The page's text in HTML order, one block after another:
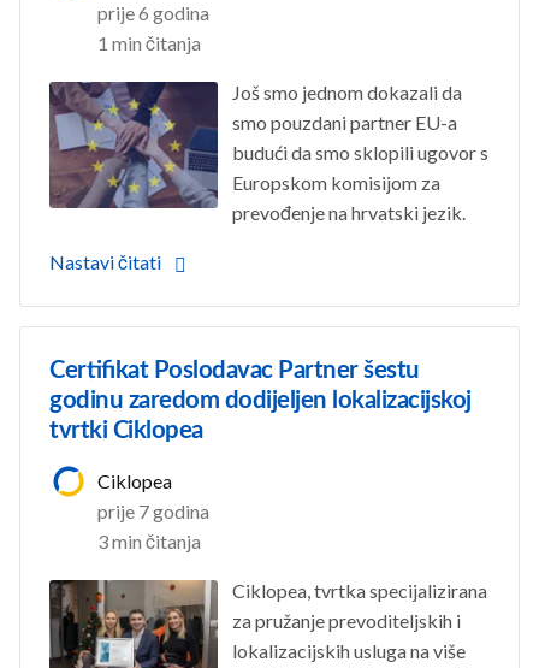
prije 6 godina
1 min čitanja
Još smo jednom dokazali da
smo pouzdani partner EU-a
budući da smo sklopili ugovor s
Europskom komisijom za
prevođenje na hrvatski jezik.
Nastavi čitati
Certifikat Poslodavac Partner šestu
godinu zaredom dodijeljen lokalizacijskoj
tvrtki Ciklopea
Ciklopea
prije 7 godina
3 min čitanja
Ciklopea, tvrtka specijalizirana
za pružanje prevoditeljskih i
lokalizacijskih usluga na više